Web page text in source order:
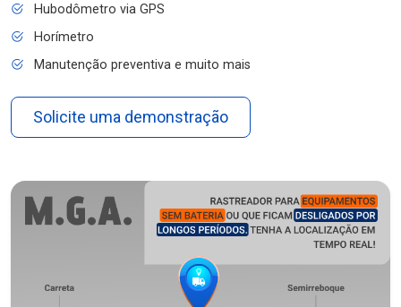
Hubodômetro via GPS
Horímetro
Manutenção preventiva e muito mais
Solicite uma demonstração